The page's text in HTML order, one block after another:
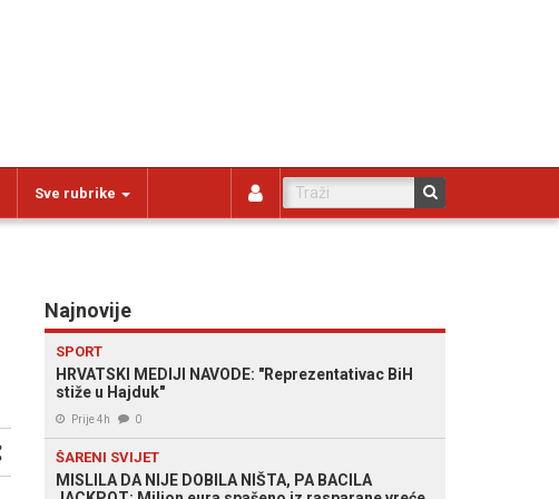
Sve rubrike
Najnovije
SPORT
HRVATSKI MEDIJI NAVODE: "Reprezentativac BiH
stiže u Hajduk"
Prije 4h 0
ŠARENI SVIJET
MISLILA DA NIJE DOBILA NIŠTA, PA BACILA